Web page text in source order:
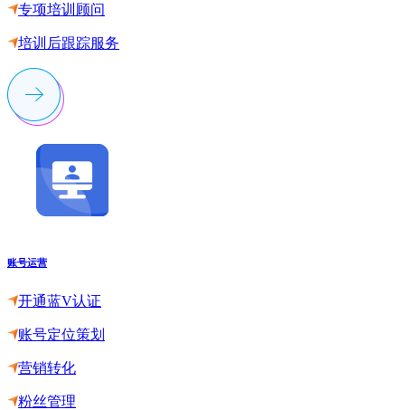
专项培训顾问
培训后跟踪服务
账号运营
开通蓝V认证
账号定位策划
营销转化
粉丝管理